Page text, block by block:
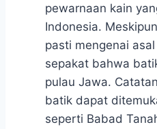
pewarnaan kain
Indonesia.
pasti mengenai
sepakat bahwa
pulau Jawa.
batik dapat
seperti Babad